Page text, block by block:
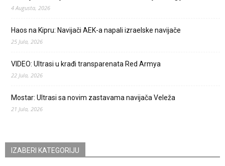
4 Augusta, 2026
Haos na Kipru: Navijači AEK-a napali izraelske navijače
25 Jula, 2026
VIDEO: Ultrasi u krađi transparenata Red Armya
22 Jula, 2026
Mostar: Ultrasi sa novim zastavama navijača Veleža
21 Jula, 2026
IZABERI KATEGORIJU